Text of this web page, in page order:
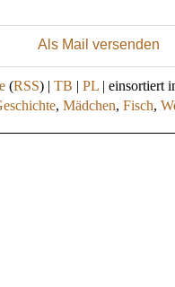
Als Mail versenden
(RSS) | TB | PL | einsortiert
, Mädchen, Fisch,